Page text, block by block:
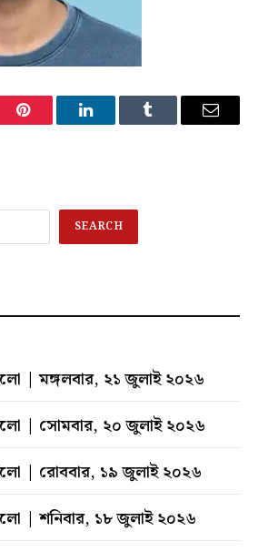
Pinterest LinkedInTumblr Email
SEARCH
| মঙ্গলবার, ২১ জুলাই ২০২৬
| সোমবার, ২০ জুলাই ২০২৬
| রোববার, ১৯ জুলাই ২০২৬
| শনিবার, ১৮ জুলাই ২০২৬